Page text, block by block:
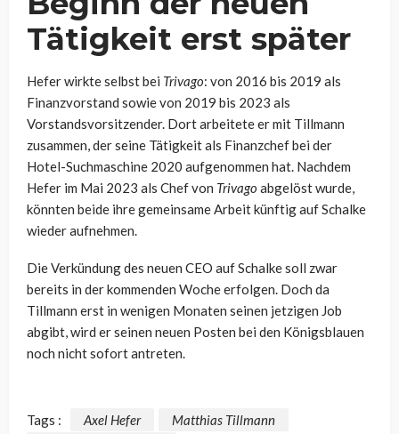
Tätigkeit erst später
Hefer wirkte selbst bei Trivago: von 2016 bis 2019 als
Finanzvorstand sowie von 2019 bis 2023 als
Vorstandsvorsitzender. Dort arbeitete er mit Tillmann
zusammen, der seine Tätigkeit als Finanzchef bei der
Hotel-Suchmaschine 2020 aufgenommen hat. Nachdem
Hefer im Mai 2023 als Chef von Trivago abgelöst wurde,
könnten beide ihre gemeinsame Arbeit künftig auf Schalke
wieder aufnehmen.
Die Verkündung des neuen CEO auf Schalke soll zwar
bereits in der kommenden Woche erfolgen. Doch da
Tillmann erst in wenigen Monaten seinen jetzigen Job
abgibt, wird er seinen neuen Posten bei den Königsblauen
noch nicht sofort antreten.
Tags : Axel Hefer
Matthias Tillmann